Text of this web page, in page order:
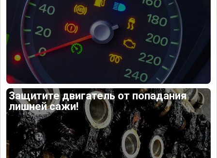
Защитите двигатель от попадания
лишней сажи!